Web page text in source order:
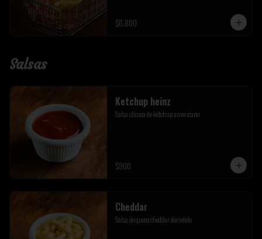
$6.800
Salsas
Ketchup heinz
Salsa clásica de kétchup americano
$900
Cheddar
Salsa de queso cheddar derretido